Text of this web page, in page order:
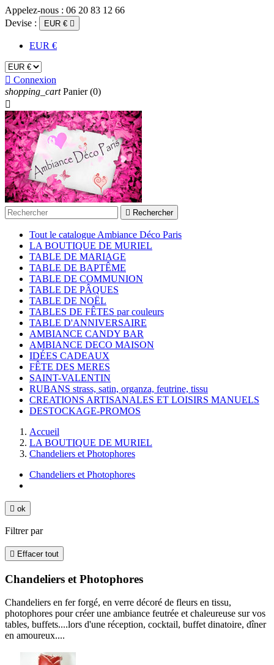
Appelez-nous : 06 20 83 12 66
Devise :
EUR € 
EUR €
 Connexion
shopping_cart Panier (0)

 Rechercher
Tout le catalogue Ambiance Déco Paris
LA BOUTIQUE DE MURIEL
TABLE DE MARIAGE
TABLE DE BAPTÊME
TABLE DE COMMUNION
TABLE DE PÂQUES
TABLE DE NOËL
TABLES DE FÊTES par couleurs
TABLE D'ANNIVERSAIRE
AMBIANCE CANDY BAR
AMBIANCE DECO MAISON
IDÉES CADEAUX
FÊTE DES MERES
SAINT-VALENTIN
RUBANS strass, satin, organza, feutrine, tissu
CREATIONS ARTISANALES ET LOISIRS MANUELS
DESTOCKAGE-PROMOS
Accueil
LA BOUTIQUE DE MURIEL
Chandeliers et Photophores
Chandeliers et Photophores
 ok
Filtrer par
 Effacer tout
Chandeliers et Photophores
Chandeliers en fer forgé, en verre décoré de fleurs en tissu,
photophores pour créer une ambiance feutrée et chaleureuse sur vos
tables, buffets....lors d'une réception, cocktail, buffet dinatoire, dîner
en amoureux....